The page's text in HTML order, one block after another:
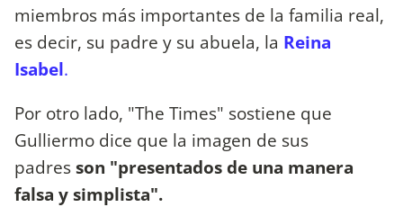
miembros más importantes de la familia real,
es decir, su padre y su abuela, la Reina
Isabel.
Por otro lado, "The Times" sostiene que
Gulliermo dice que la imagen de sus
padresson "presentados de una manera
falsa y simplista".